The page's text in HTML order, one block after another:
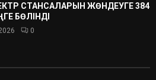
СТАНСАЛАРЫН ЖӨНДЕУГЕ 384
БӨЛІНДІ
0